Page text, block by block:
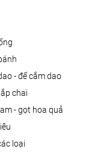
- đế cắm dao
chai
- gọt hoa quả
loại